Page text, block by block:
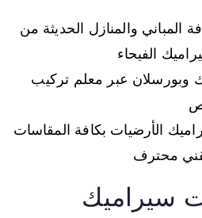
والمنازل الحديثة من
الفيحاء
وبورسلان عبر معلم تركيب
الأرضيات بكافة المقاسات
محترف
سيراميك